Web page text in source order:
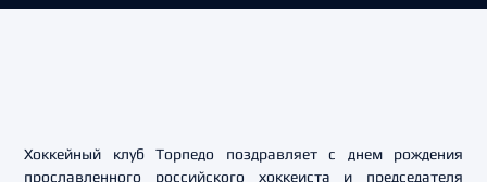
Хоккейный клуб Торпедо поздравляет с днем рождения
прославленного российского хоккеиста и председателя